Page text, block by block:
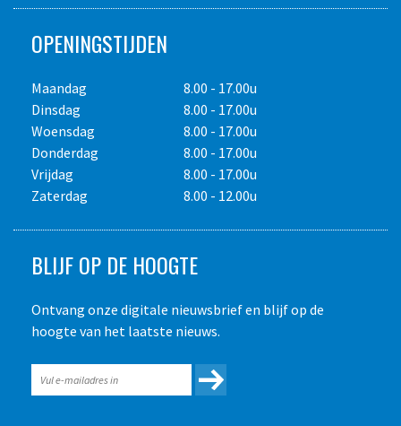
OPENINGSTIJDEN
Maandag
Dinsdag
Woensdag
Donderdag
Vrijdag
Zaterdag
8.00 - 17.00u
8.00 - 17.00u
8.00 - 17.00u
8.00 - 17.00u
8.00 - 17.00u
8.00 - 12.00u
BLIJF OP DE HOOGTE
Ontvang onze digitale nieuwsbrief en blijf op de
hoogte van het laatste nieuws.